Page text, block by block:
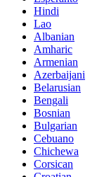
Hindi
Lao
Albanian
Amharic
Armenian
Azerbaijani
Belarusian
Bengali
Bosnian
Bulgarian
Cebuano
Chichewa
Corsican